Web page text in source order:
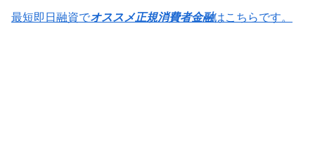
最短即日融資でオススメ正規消費者金融はこちらです。